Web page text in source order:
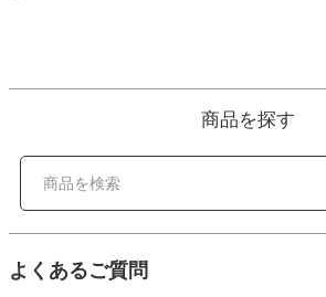
商品を探す
よくあるご質問